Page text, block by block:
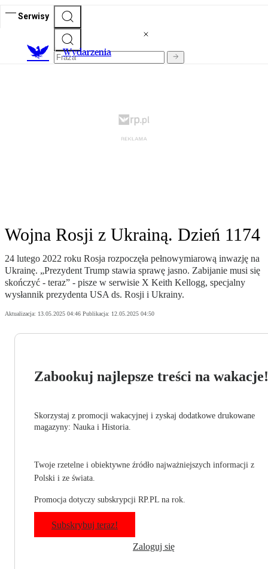
Serwisy
Wydarzenia
Wojna Rosji z Ukrainą. Dzień 1174
24 lutego 2022 roku Rosja rozpoczęła pełnowymiarową inwazję na
Ukrainę. „Prezydent Trump stawia sprawę jasno. Zabijanie musi się
skończyć - teraz” - pisze w serwisie X Keith Kellogg, specjalny
wysłannik prezydenta USA ds. Rosji i Ukrainy.
Aktualizacja: 13.05.2025 04:46 Publikacja: 12.05.2025 04:50
Zabookuj najlepsze treści na wakacje!
Skorzystaj z promocji wakacyjnej i zyskaj dodatkowe drukowane
magazyny: Nauka i Historia.
Twoje rzetelne i obiektywne źródło najważniejszych informacji z
Polski i ze świata.
Promocja dotyczy subskrypcji RP.PL na rok.
Subskrybuj teraz!
Zaloguj się